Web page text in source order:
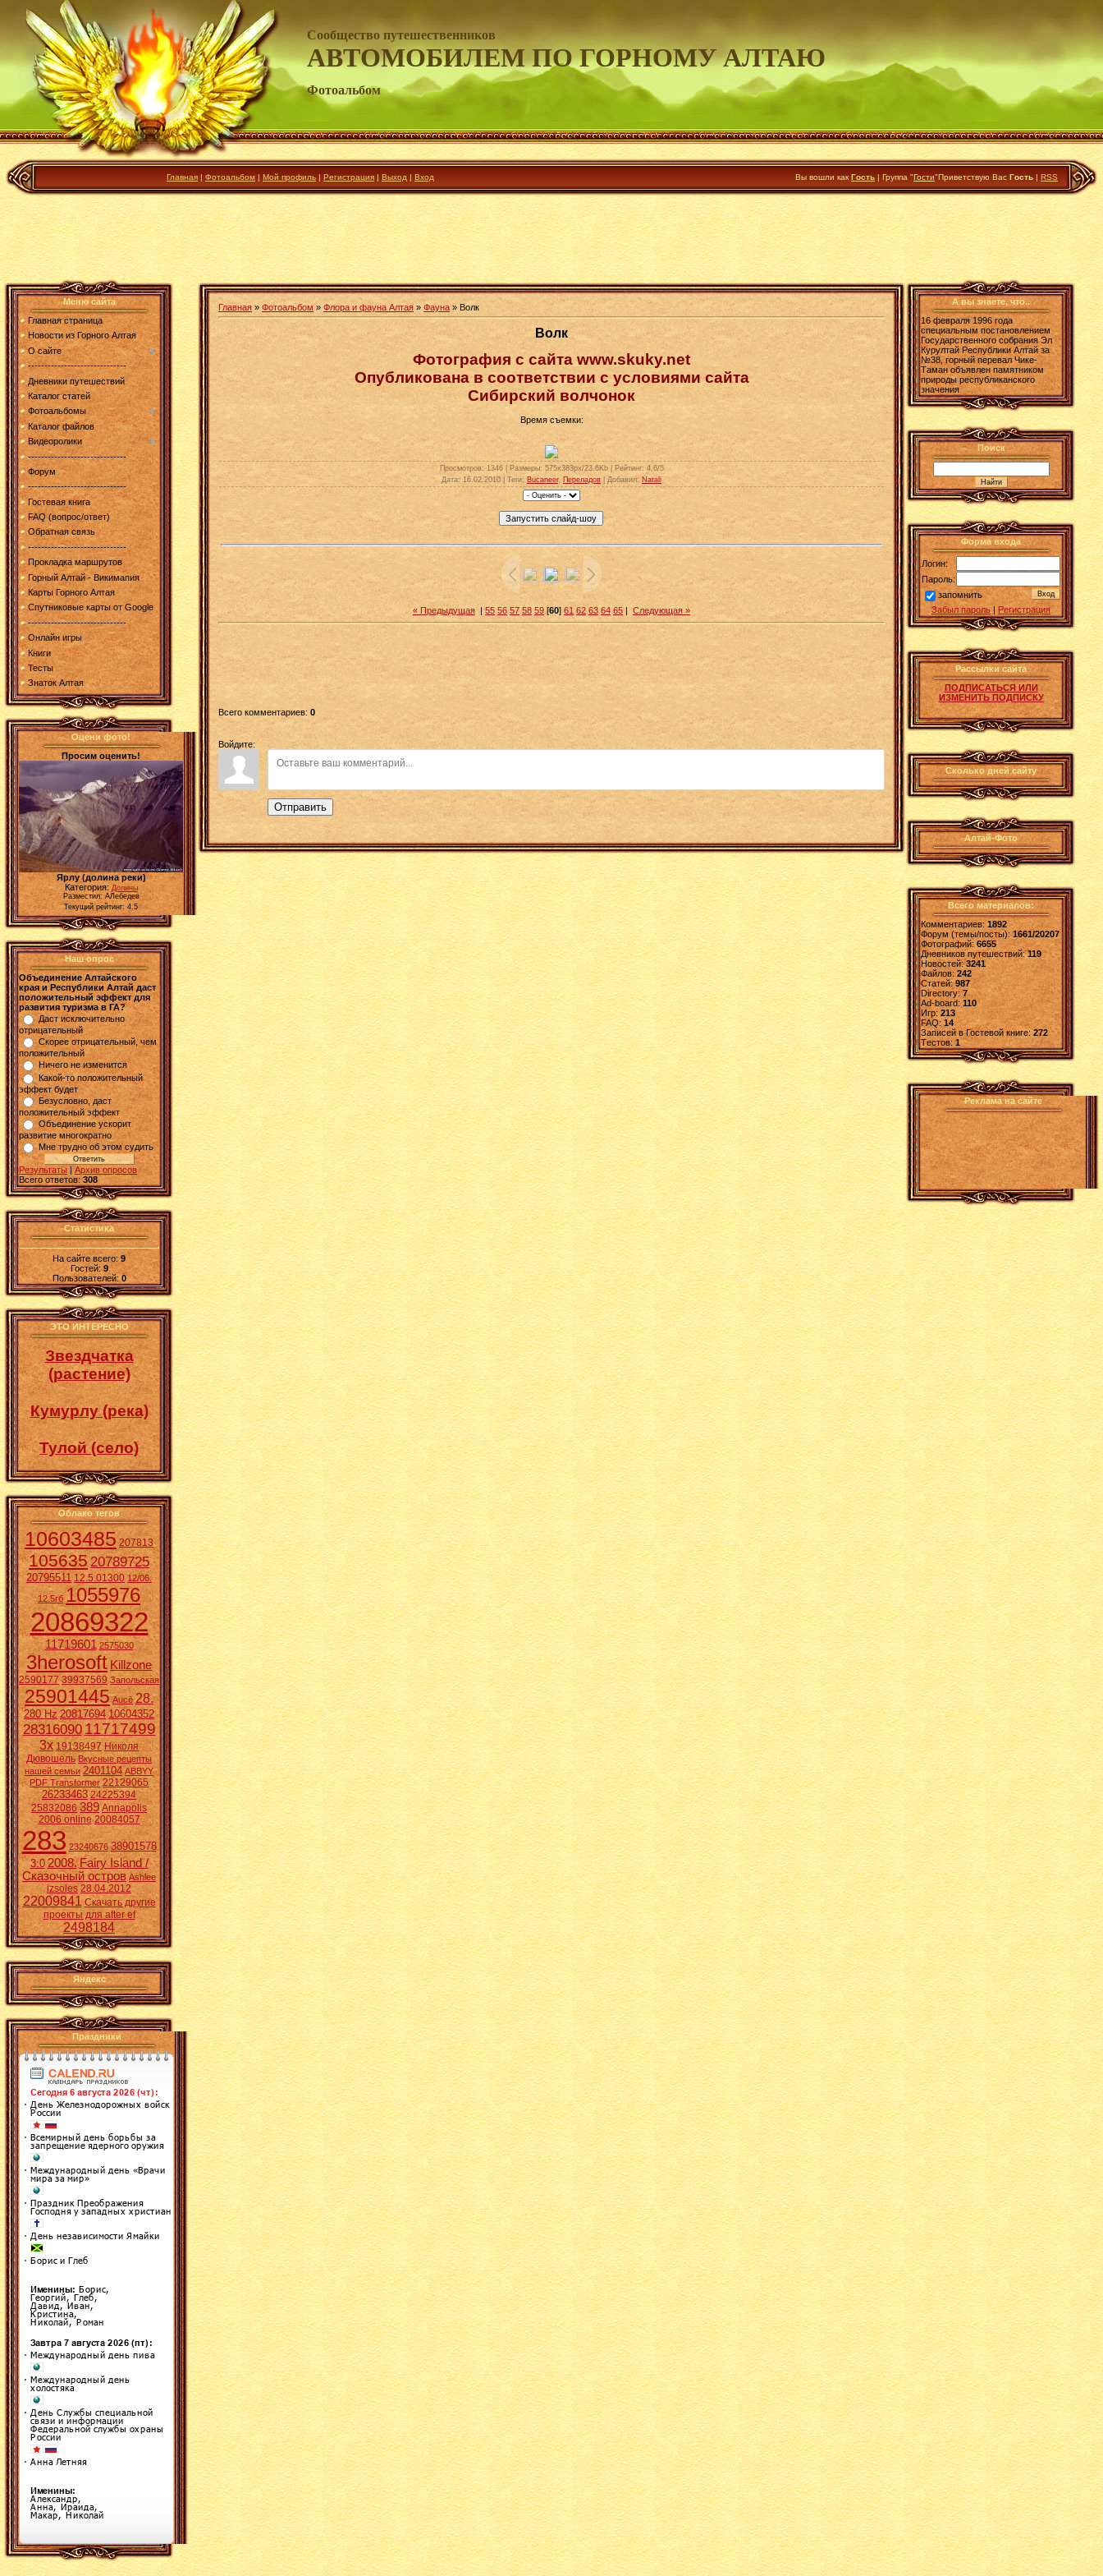
Сообщество путешественников
АВТОМОБИЛЕМ ПО ГОРНОМУ АЛТАЮ
Фотоальбом
Главная | Фотоальбом | Мой профиль | Регистрация | Выход | Вход Вы вошли как Гость | Группа "Гости"Приветствую Вас Гость | RSS
Меню сайта
Главная страница
Новости из Горного Алтая
О сайте
------------------------------
Дневники путешествий
Каталог статей
Фотоальбомы
Каталог файлов
Видеоролики
------------------------------
Форум
------------------------------
Гостевая книга
FAQ (вопрос/ответ)
Обратная связь
------------------------------
Прокладка маршрутов
Горный Алтай - Викимапия
Карты Горного Алтая
Спутниковые карты от Google
------------------------------
Онлайн игры
Книги
Тесты
Знаток Алтая
Оцени фото!
Просим оценить!
Ярлу (долина реки)
Категория: Долины
Разместил: АЛебедев
Текущий рейтинг: 4.5
Наш опрос
Объединение Алтайского
края и Республики Алтай даст
положительный эффект для
развития туризма в ГА?
Даст исключительно
отрицательный
Скорее отрицательный, чем
положительный
Ничего не изменится
Какой-то положительный
эффект будет
Безусловно, даст
положительный эффект
Объединение ускорит
развитие многократно
Мне трудно об этом судить
Результаты| Архив опросов
Всего ответов: 308
Статистика
На сайте всего:9
Гостей:9
Пользователей: 0
ЭТО ИНТЕРЕСНО
Звездчатка
(растение)
Кумурлу (река)
Тулой (село)
Облако тегов
10603485 207813
10563520789725
20795511 12.5.01300 12/06.
12.5гб 1055976
20869322
11719601 2575030
3herosoft Killzone
2590177 39937569 Запольская
25901445 Aucē 28.
280 Hz 20817694 10604352
2831609011717499
3x 19138497 Николя
Дювошель Вкусные рецепты
нашей семьи 2401104 ABBYY
PDF Transformer 22129065
26233463 24225394
25832086 389 Annapolis
2006 online 20084057
283 23240676 38901578
3:0 2008. Fairy Island /
Сказочный остров Ashlee
izsoles 28.04.2012
22009841 Скачать другие
проекты для after ef
2498184
Яндекс
Праздники
Главная » Фотоальбом» Флора и фауна Алтая » Фауна » Волк
Волк
Фотография с сайта www.skuky.net
Опубликована в соответствии с условиями сайта
Сибирский волчонок
Время съемки:
Просмотров: 1346 | Размеры: 575x383px/23.6Kb | Рейтинг: 4.6/5
Дата: 16.02.2010 | Теги: Bucaneer, Переладов Добавил: Natali
« Предыдущая | 55 56 57 58 59 [60] 61 62 63 64 65 |Следующая »
Всего комментариев: 0
Войдите:
Отправить
А вы знаете, что..
16 февраля 1996 года
специальным постановлением
Государственного собрания Эл
Курултай Республики Алтай за
№38, горный перевал Чике-
Таман объявлен памятником
природы республиканского
значения
Поиск
Форма входа
Логин:
Пароль:
запомнить
Забыл пароль | Регистрация
Рассылки сайта
ПОДПИСАТЬСЯ ИЛИ
ИЗМЕНИТЬ ПОДПИСКУ
Сколько дней сайту
Алтай-Фото
Всего материалов:
Комментариев: 1892
Форум (темы/посты):1661/20207
Фотографий:6655
Дневников путешествий:119
Новостей:3241
Файлов: 242
Статей:987
Directory: 7
Ad-board:110
Игр: 213
FAQ:14
Записей в Гостевой книге:272
Tестов: 1
Реклама на сайте